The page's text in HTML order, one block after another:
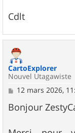
Cdlt
CartoExplorer
Nouvel Utagawiste
M
s
s
g
12 mars 2026,
Bonjour